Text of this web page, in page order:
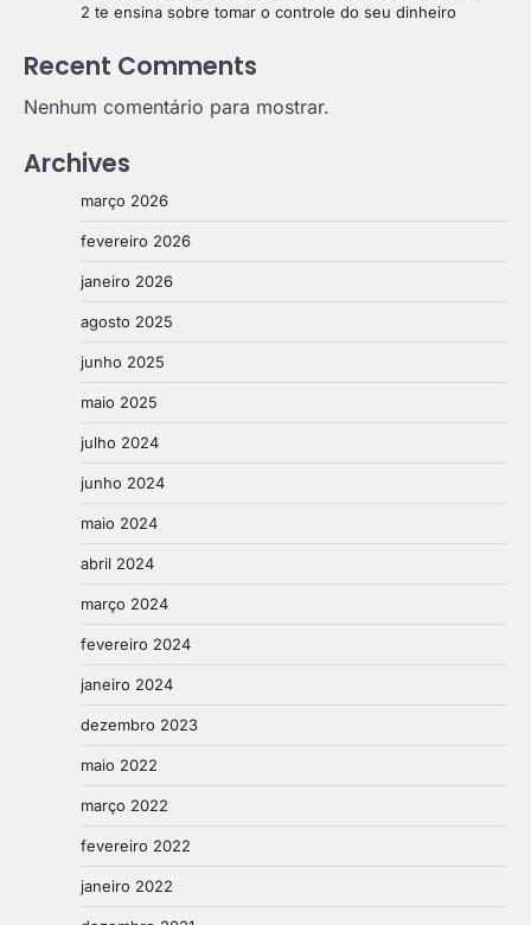
2 te ensina sobre tomar o controle do seu dinheiro
Recent Comments
Nenhum comentário para mostrar.
Archives
março 2026
fevereiro 2026
janeiro 2026
agosto 2025
junho 2025
maio 2025
julho 2024
junho 2024
maio 2024
abril 2024
março 2024
fevereiro 2024
janeiro 2024
dezembro 2023
maio 2022
março 2022
fevereiro 2022
janeiro 2022